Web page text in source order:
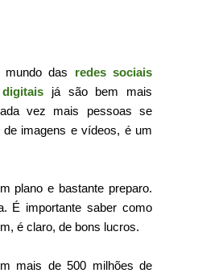
das redes sociais
já são bem mais
vez mais pessoas se
imagens e vídeos, é um
plano e bastante preparo.
É importante saber como
é claro, de bons lucros.
mais de 500 milhões de